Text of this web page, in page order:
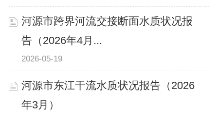
河源市跨界河流交接断面水质状况报
告（2026年4月...
2026-05-19
河源市东江干流水质状况报告（2026
年3月）